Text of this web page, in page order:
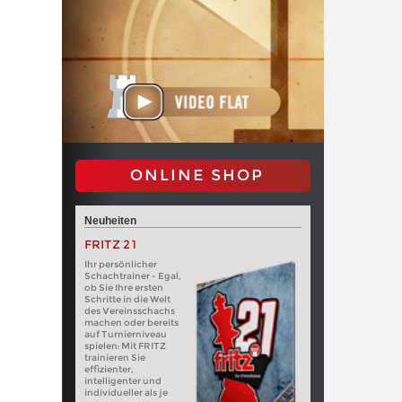
ONLINE SHOP
Neuheiten
FRITZ 21
Ihr persönlicher
Schachtrainer - Egal,
ob Sie Ihre ersten
Schritte in die Welt
des Vereinsschachs
machen oder bereits
auf Turnierniveau
spielen: Mit FRITZ
trainieren Sie
effizienter,
intelligenter und
individueller als je